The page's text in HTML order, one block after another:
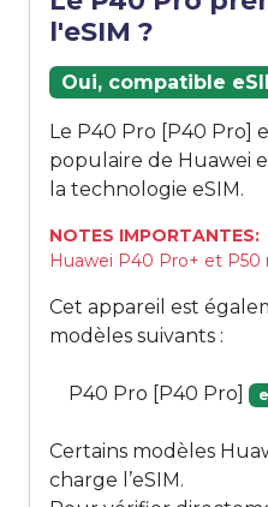
l'eSIM ?
Oui, compatible
Le P40 Pro [P40 Pro]
populaire de Huawei
la technologie eSIM.
NOTES IMPORTANTES:
Huawei P40 Pro+ et P50
Cet appareil est
modèles suivants :
P40 Pro [P40 Pro]
Certains modèles
charge l’eSIM.